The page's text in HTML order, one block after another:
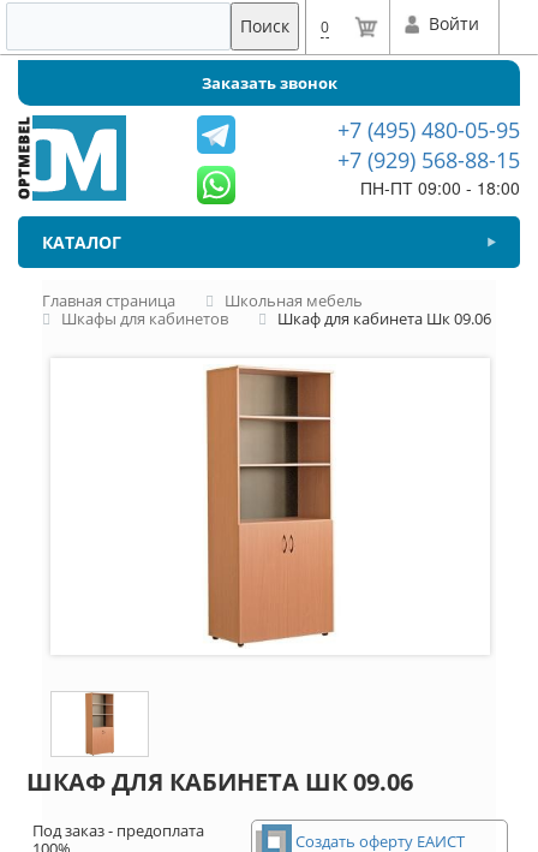
Поиск 0 Войти
Заказать звонок
+7 (495) 480-05-95
+7 (929) 568-88-15
ПН-ПТ 09:00 - 18:00
КАТАЛОГ
Главная страница
Школьная мебель
Шкафы для кабинетов
Шкаф для кабинета Шк 09.06
ШКАФ ДЛЯ КАБИНЕТА ШК 09.06
Под заказ - предоплата
Создать оферту ЕАИСТ